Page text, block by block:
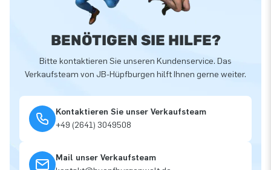
BENÖTIGEN SIE HILFE?
Bitte kontaktieren Sie unseren Kundenservice. Das
Verkaufsteam von JB-Hüpfburgen hilft Ihnen gerne weiter.
Kontaktieren Sie unser Verkaufsteam
+49 (2641) 3049508
Mail unser Verkaufsteam